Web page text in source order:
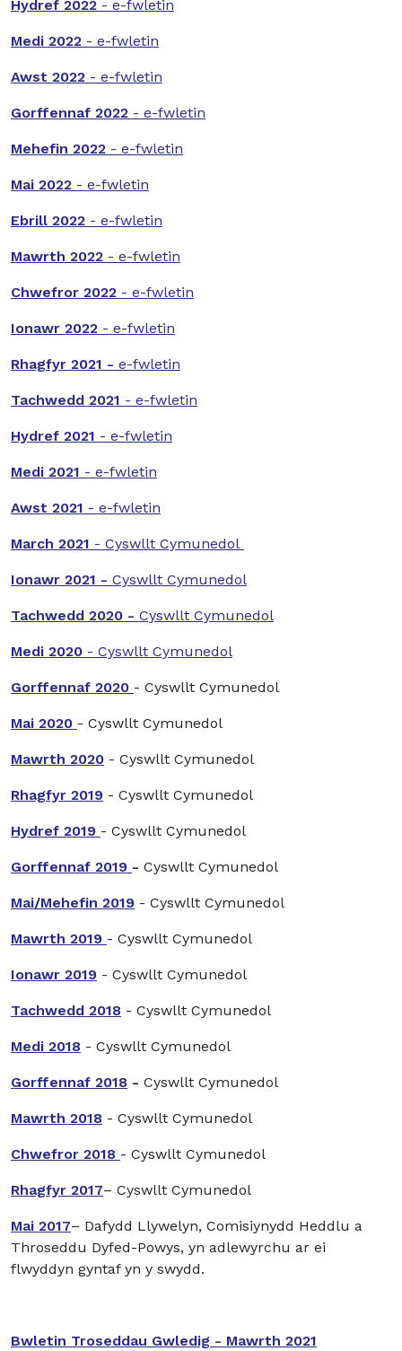
Hydref 2022 - e-fwletin
Medi 2022 - e-fwletin
Awst 2022 - e-fwletin
Gorffennaf 2022 - e-fwletin
Mehefin 2022 - e-fwletin
Mai 2022 - e-fwletin
Ebrill 2022 - e-fwletin
Mawrth 2022 - e-fwletin
Chwefror 2022 - e-fwletin
Ionawr 2022 - e-fwletin
Rhagfyr 2021 - e-fwletin
Tachwedd 2021 - e-fwletin
Hydref 2021 - e-fwletin
Medi 2021 - e-fwletin
Awst 2021 - e-fwletin
March 2021 - Cyswllt Cymunedol
Ionawr 2021 - Cyswllt Cymunedol
Tachwedd 2020 - Cyswllt Cymunedol
Medi 2020 - Cyswllt Cymunedol
Gorffennaf 2020 - Cyswllt Cymunedol
Mai 2020 - Cyswllt Cymunedol
Mawrth 2020 - Cyswllt Cymunedol
Rhagfyr 2019 - Cyswllt Cymunedol
Hydref 2019 - Cyswllt Cymunedol
Gorffennaf 2019 - Cyswllt Cymunedol
Mai/Mehefin 2019 - Cyswllt Cymunedol
Mawrth 2019 - Cyswllt Cymunedol
Ionawr 2019 - Cyswllt Cymunedol
Tachwedd 2018 - Cyswllt Cymunedol
Medi 2018 - Cyswllt Cymunedol
Gorffennaf 2018 - Cyswllt Cymunedol
Mawrth 2018 - Cyswllt Cymunedol
Chwefror 2018 - Cyswllt Cymunedol
Rhagfyr 2017– Cyswllt Cymunedol
Mai 2017– Dafydd Llywelyn, Comisiynydd Heddlu a
Throseddu Dyfed-Powys, yn adlewyrchu ar ei
flwyddyn gyntaf yn y swydd.
Bwletin Troseddau Gwledig - Mawrth 2021